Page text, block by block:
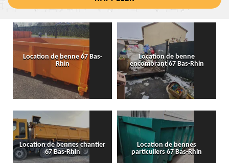
Location de benne 67 Bas-
Rhin
Location de benne
encombrant 67 Bas-Rhin
Location de bennes chantier
67 Bas-Rhin
Location de bennes
particuliers 67 Bas-Rhin